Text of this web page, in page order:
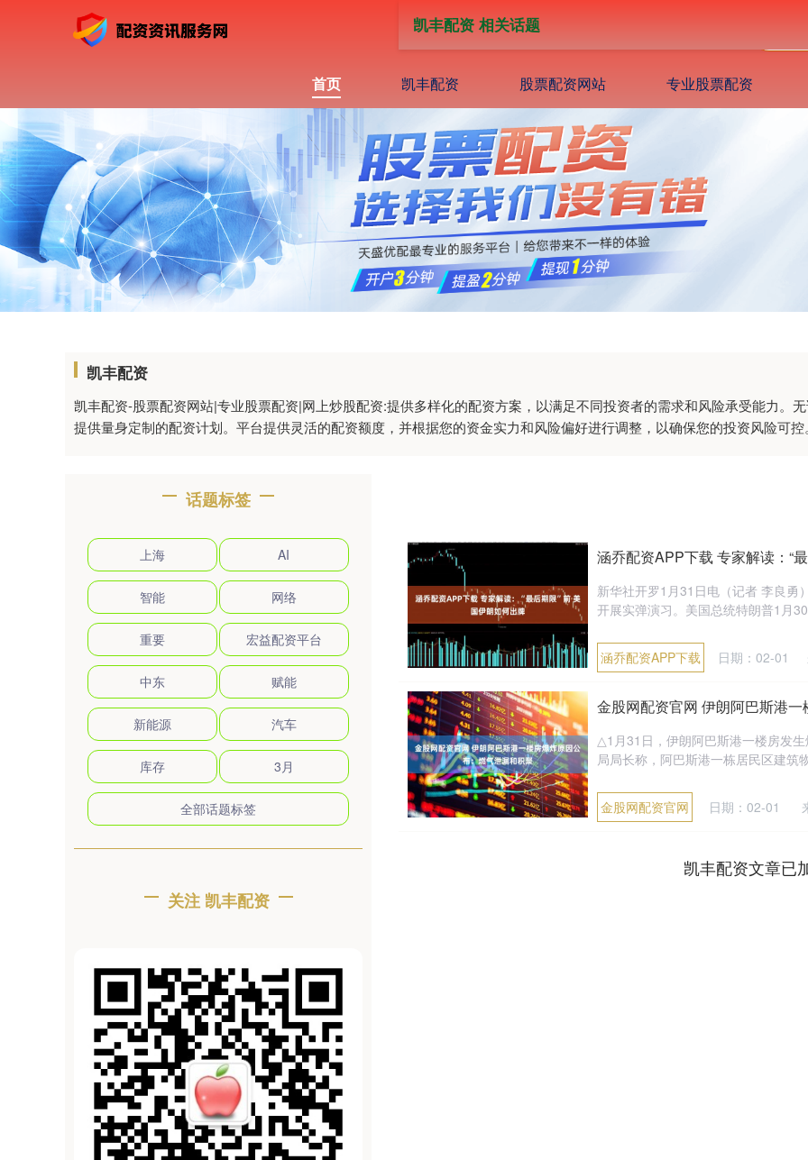
首页 凯丰配资 股票配资网站 专业股票配资
凯丰配资
凯丰配资-股票配资网站|专业股票配资|网上炒股配资:提供多样化的配资方案，以满足不同投资者的需求和风险承受能力。
提供量身定制的配资计划。平台提供灵活的配资额度，并根据您的资金实力和风险偏好进行调整，以确保您的投资风险可控
凯丰配资 相关话题
涵乔配资APP下载 专家解读：“
新华社开罗1月31日电（记者 李良勇
开展实弹演习。美国总统特朗普1月
涵乔配资APP下载 日期：02-01
金股网配资官网 伊朗阿巴斯港
△1月31日，伊朗阿巴斯港一楼房发
局局长称，阿巴斯港一栋居民区建
金股网配资官网 日期：02-01
凯丰配资文章已
话题标签
上海 AI
智能 网络
重要 宏益配资平台
中东 赋能
新能源 汽车
库存 3月
全部话题标签
关注 凯丰配资